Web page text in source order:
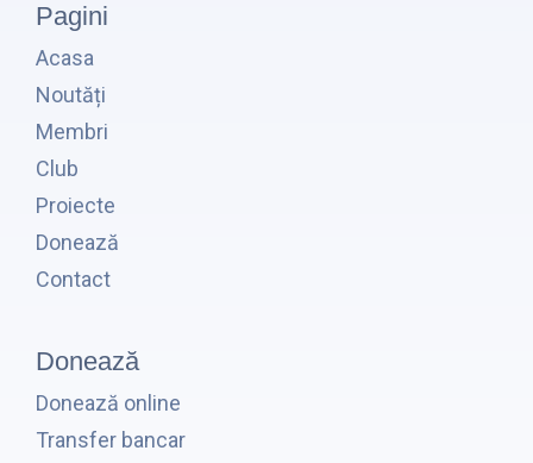
Pagini
Acasa
Noutăți
Membri
Club
Proiecte
Donează
Contact
Donează
Donează online
Transfer bancar